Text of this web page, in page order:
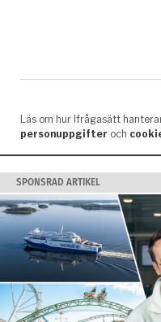
SPONSRAD ARTIKEL